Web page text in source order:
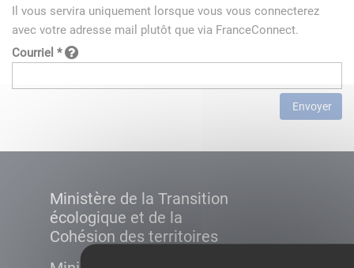
Il vous servira uniquement lorsque vous vous connecterez
avec votre adresse mail plutôt que via FranceConnect.
Courriel *
Envoyer
Ministère de la Transition
écologique et de la
Cohésion des territoires